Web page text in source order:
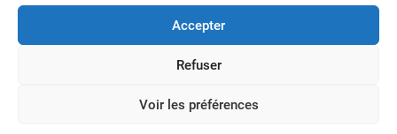
Accepter
Refuser
Voir les préférences
" Votre expérience, notre expertise, des solutions "
Conditions Générales de Vente